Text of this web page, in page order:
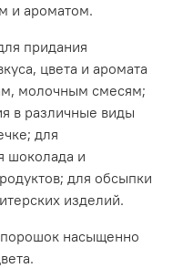
и ароматом.
придания
цвета и аромата
молочным смесям;
в различные виды
для
шоколада и
для обсыпки
изделий.
порошок насыщенно